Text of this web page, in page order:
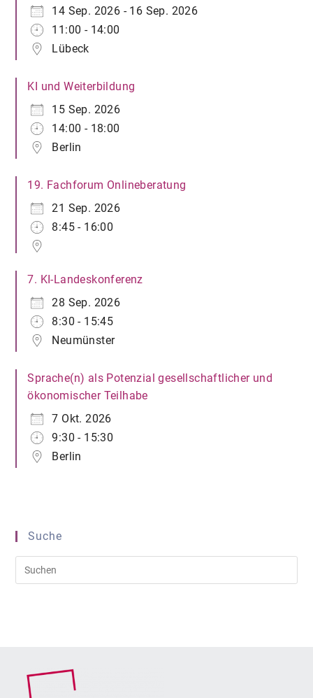
14 Sep. 2026 - 16 Sep. 2026
11:00 - 14:00
Lübeck
KI und Weiterbildung
15 Sep. 2026
14:00 - 18:00
Berlin
19. Fachforum Onlineberatung
21 Sep. 2026
8:45 - 16:00
7. KI-Landeskonferenz
28 Sep. 2026
8:30 - 15:45
Neumünster
Sprache(n) als Potenzial gesellschaftlicher und
ökonomischer Teilhabe
7 Okt. 2026
9:30 - 15:30
Berlin
Suche